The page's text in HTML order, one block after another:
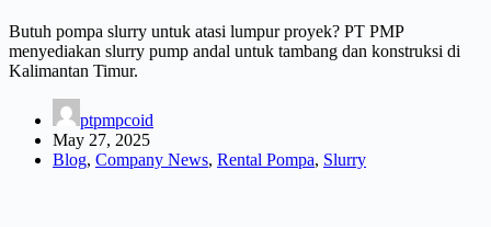
Butuh pompa slurry untuk atasi lumpur proyek? PT PMP
menyediakan slurry pump andal untuk tambang dan konstruksi di
Kalimantan Timur.
ptpmpcoid
May 27, 2025
Blog, Company News, Rental Pompa, Slurry